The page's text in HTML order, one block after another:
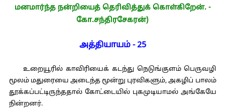
மனமார்ந்த நன்றியைத் தெரிவித்துக் கொள்கிறேன். -
கோ.சந்திரசேகரன்)
அத்தியாயம் - 25
உறையூரில் காவிரியைக் கடந்து நெடுங்குளம் பெருவழி
மூலம் மதுரையை அடைந்த மூன்று புரவிகளும், அகழிப் பாலம்
தூக்கப்பட்டிருந்ததால் கோட்டையில் புகமுடியாமல் அங்கேயே
நின்றனர்.